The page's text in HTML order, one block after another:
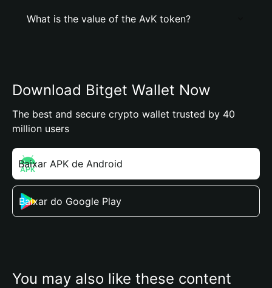
What is the value of the AvK token?
Download Bitget Wallet Now
The best and secure crypto wallet trusted by 40
million users
Baixar APK de Android
Baixar do Google Play
You may also like these content